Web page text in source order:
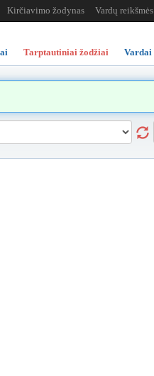
Kirčiavimo žodynas Vardų reikšmės
Tarptautiniai žodžiai Vardai